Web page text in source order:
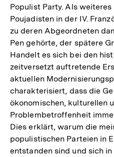
Populist Party. Als
Poujadisten in der IV.
zu deren Abgeordneten
Pen gehörte, der spätere
Handelt es sich bei den
zeitversetzt auftretende
aktuellen
charakterisiert, dass die
ökonomischen, kulturellen
Problembetroffenheit
Dies erklärt, warum die
populistischen Parteien in
entstanden sind und sich